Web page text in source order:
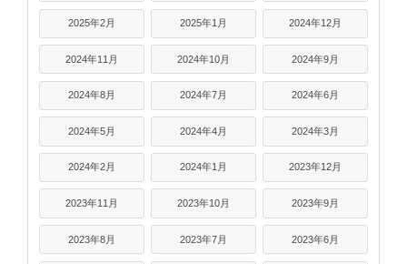
2025年2月 2025年1月 2024年12月
2024年11月 2024年10月 2024年9月
2024年8月 2024年7月 2024年6月
2024年5月 2024年4月 2024年3月
2024年2月 2024年1月 2023年12月
2023年11月 2023年10月 2023年9月
2023年8月 2023年7月 2023年6月